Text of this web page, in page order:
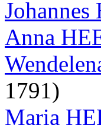
Anna
1791)
Maria